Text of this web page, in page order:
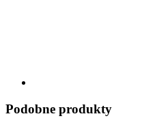
Podobne produkty